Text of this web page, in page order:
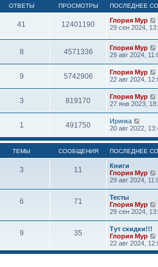
ОТВЕТЫ ПРОСМОТРЫ ПОСЛЕДНЕЕ
41 12401190
Глория Мур
29 сен 2024,
8 4571336
Глория Мур
29 авг 2024,
9 5742906
Глория Мур
22 авг 2024,
3 819170
Глория Мур
27 янв 2023,
1 491750
Иринка
20 авг 2022,
ТЕМЫ СООБЩЕНИЯ ПОСЛЕДНЕЕ
3 11
Книги
Глория Мур
29 авг 2024,
6 71
Тесты
Глория Мур
29 сен 2024,
9 35
Тут скидки!!!
Глория Мур
22 авг 2024,